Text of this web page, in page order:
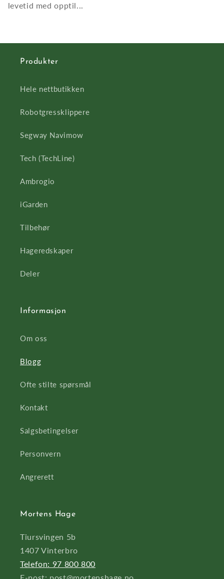
levetid med opptil...
Produkter
Hele nettbutikken
Robotgressklippere
Segway Navimow
Tech (TechLine)
Ambrogio
iGarden
Tilbehør
Hageredskaper
Deler
Informasjon
Om oss
Blogg
Ofte stilte spørsmål
Kontakt
Salgsbetingelser
Personvern
Angrerett
Mortens Hage
Tiursvingen 5b
1407 Vinterbro
Telefon: 97 800 800